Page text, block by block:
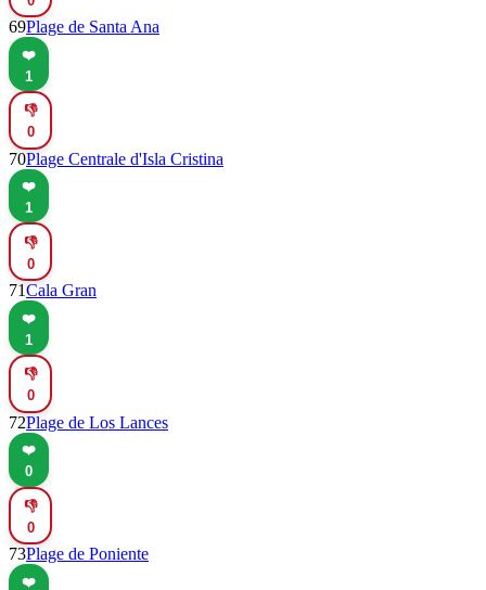
69Plage de Santa Ana
❤️
1
👎
0
70Plage Centrale d'Isla Cristina
❤️
1
👎
0
71Cala Gran
❤️
1
👎
0
72Plage de Los Lances
❤️
0
👎
0
73Plage de Poniente
❤️